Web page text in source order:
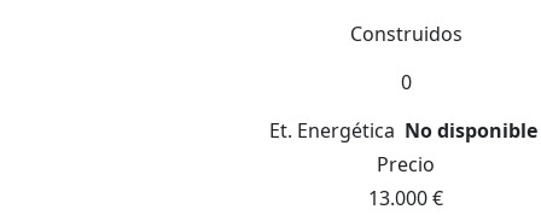
Construidos
0
Et. Energética No disponible
Precio
13.000 €